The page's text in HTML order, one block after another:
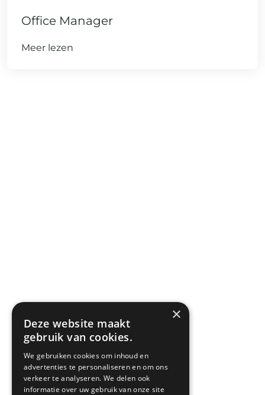
Office Manager
Meer lezen
×
Deze website maakt
gebruik van cookies.
We gebruiken cookies om inhoud en
advertenties te personaliseren en om ons
verkeer te analyseren. We delen ook
informatie over uw gebruik van onze site